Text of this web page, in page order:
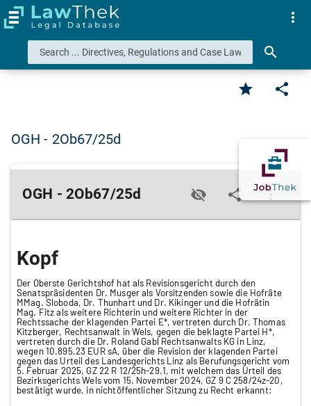
search
more_vert
star share
OGH - 2Ob67/25d
OGH - 2Ob67/25d visibility_off share more_vert
Kopf
Der Oberste Gerichtshof hat als Revisionsgericht durch den
Senatspräsidenten Dr. Musger als Vorsitzenden sowie die Hofräte
MMag. Sloboda, Dr. Thunhart und Dr. Kikinger und die Hofrätin
Mag. Fitz als weitere Richterin und weitere Richter in der
Rechtssache der klagenden Partei E*, vertreten durch Dr. Thomas
Kitzberger, Rechtsanwalt in Wels, gegen die beklagte Partei H*,
vertreten durch die Dr. Roland Gabl Rechtsanwalts KG in Linz,
wegen 10.895,23 EUR sA, über die Revision der klagenden Partei
gegen das Urteil des Landesgerichts Linz als Berufungsgericht vom
5. Februar 2025, GZ 22 R 12/25h-29.1, mit welchem das Urteil des
Bezirksgerichts Wels vom 15. November 2024, GZ 9 C 258/24z-20,
bestätigt wurde, in nichtöffentlicher Sitzung zu Recht erkannt: